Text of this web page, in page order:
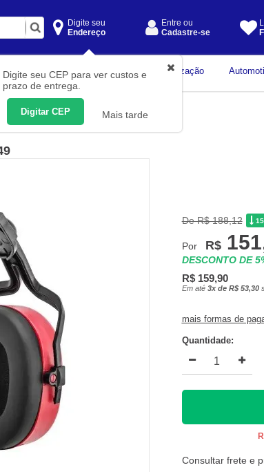
Digite seu
Endereço
Digite seu CEP para ver custos e
prazo de entrega.
Digitar CEP Mais tarde
Entre ou
Cadastre-se
Construção Civil
Medição
Organização
De R$ 188,12
Por R$
DESCONTO DE
R$ 159,90
Em até 3x de R$ 53,30
mais formas de
Quantidade:
Consultar frete e